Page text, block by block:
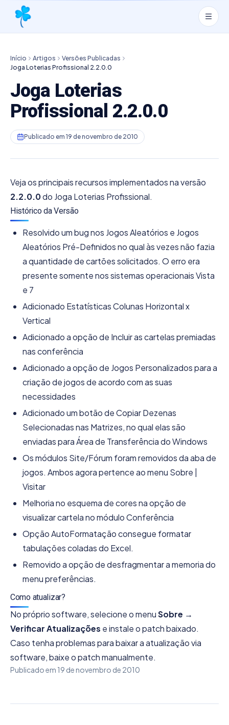
Início Artigos
Versões Publicadas
Joga Loterias Profissional 2.2.0.0
Joga Loterias
Profissional 2.2.0.0
Publicado em 19 de novembro de 2010
Veja os principais recursos implementados na versão
2.2.0.0do Joga Loterias Profissional.
Histórico da Versão
Resolvido um bug nos Jogos Aleatórios e Jogos
Aleatórios Pré-Definidos no qual às vezes não fazia
a quantidade de cartões solicitados. O erro era
presente somente nos sistemas operacionais Vista
e 7
Adicionado Estatísticas Colunas Horizontal x
Vertical
Adicionado a opção de Incluir as cartelas premiadas
nas conferência
Adicionado a opção de Jogos Personalizados para a
criação de jogos de acordo com as suas
necessidades
Adicionado um botão de Copiar Dezenas
Selecionadas nas Matrizes, no qual elas são
enviadas para Área de Transferência do Windows
Os módulos Site/Fórum foram removidos da aba de
jogos. Ambos agora pertence ao menu Sobre |
Visitar
Melhoria no esquema de cores na opção de
visualizar cartela no módulo Conferência
Opção AutoFormatação consegue formatar
tabulações coladas do Excel.
Removido a opção de desfragmentar a memoria do
menu preferências.
Como atualizar?
No próprio software, selecione o menuSobre →
Verificar Atualizações e instale o patch baixado.
Caso tenha problemas para baixar a atualização via
software, baixe o patch manualmente.
Publicado em 19 de novembro de 2010